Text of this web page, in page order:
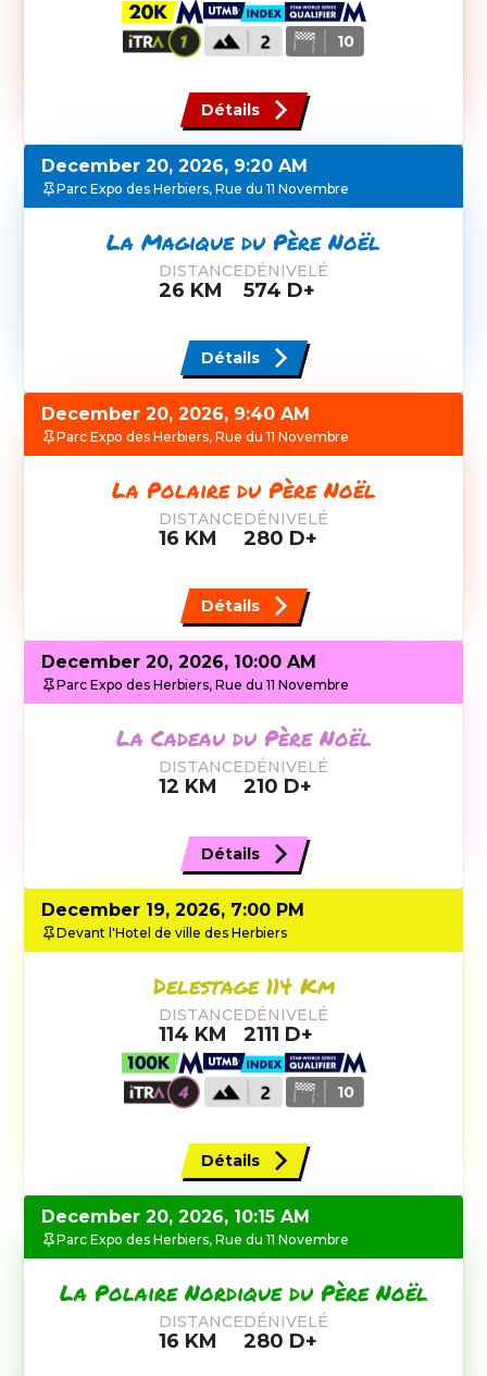
10
Détails
December 20, 2026, 9:20 AM
Parc Expo des Herbiers, Rue du 11 Novembre
La Magique du Père Noël
DISTANCE
26 KM
DÉNIVELÉ
574 D+
Détails
December 20, 2026, 9:40 AM
Parc Expo des Herbiers, Rue du 11 Novembre
La Polaire du Père Noël
DISTANCE
16 KM
DÉNIVELÉ
280 D+
Détails
December 20, 2026, 10:00 AM
Parc Expo des Herbiers, Rue du 11 Novembre
La Cadeau du Père Noël
DISTANCE
12 KM
DÉNIVELÉ
210 D+
Détails
December 19, 2026, 7:00 PM
Devant l'Hotel de ville des Herbiers
Delestage 114 Km
DISTANCE
114 KM
DÉNIVELÉ
2111 D+
10
Détails
December 20, 2026, 10:15 AM
Parc Expo des Herbiers, Rue du 11 Novembre
La Polaire Nordique du Père Noël
DISTANCE
16 KM
DÉNIVELÉ
280 D+